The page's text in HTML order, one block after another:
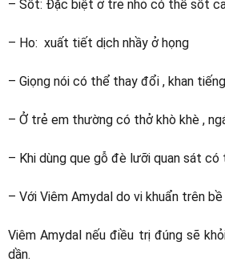
– Sốt: Đặc biệt ở trẻ nhỏ có thể sốt
– Ho: xuất tiết dịch nhầy ở họng
– Giọng nói có thể thay đổi , khan
– Ở trẻ em thường có thở khò khè ,
– Khi dùng que gỗ đè lưỡi quan sát
– Với Viêm Amydal do vi khuẩn trên
Viêm Amydal nếu điều trị đúng sẽ
dần.